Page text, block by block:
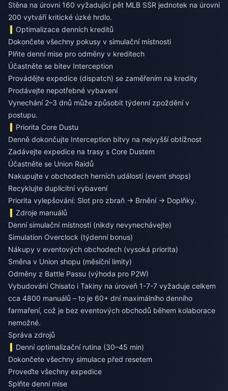
Stěna na úrovni 160 vyžadující pět MLB SSR jednotek na úrovni
200 vytváří kritické úzké hrdlo.
Optimalizace denních kreditů
Dokončete všechny pokusy v simulační místnosti
Plňte denní mise pro odměny v kreditech
Účastněte se bitev Interception
Provádějte expedice (dispatch) se zaměřením na kredity
Prodávejte nepotřebné vybavení
Vynechání 2–3 dnů může způsobit týdenní zpoždění v
postupu.
Priorita Core Dustu
Denně dokončujte Interception bitvy na nejvyšší obtížnost
Zadávejte expedice na trasy s Core Dustem
Účastněte se Union Raidů
Nakupujte v obchodech herních událostí (event shops)
Recyklujte duplicitní vybavení
Priorita vylepšování: Slot pro zbraň → Brnění → Doplňky.
Zdroje manuálů
Denní simulační místnosti (nikdy nevynechávejte)
Simulation Overclock (týdenní bonus)
Nákupy v eventových obchodech (vysoká priorita)
Směna v Union shopu (měsíční limity)
Odměny z Battle Passu (výhoda pro P2W)
Vybudování Chisato i Takiny na úroveň 1-7-7 vyžaduje celkem
cca 4800 manuálů – to je 60+ dní maximálního denního
farmaření, což je bez eventových obchodů během kolaborace
nemožné.
Správa zdrojů
Denní optimalizační rutina (30–45 min)
Dokončete všechny simulace před resetem
Proveďte všechny expedice
Splňte denní mise